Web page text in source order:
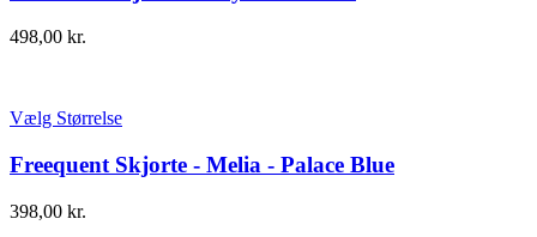
498,00 kr.
Vælg Størrelse
Freequent Skjorte - Melia - Palace Blue
398,00 kr.